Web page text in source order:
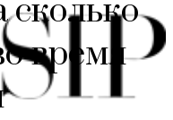
сколько
время